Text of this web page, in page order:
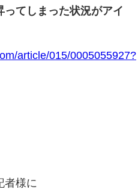
てしまった状況がアイ
article/015/0005055927?
者様に